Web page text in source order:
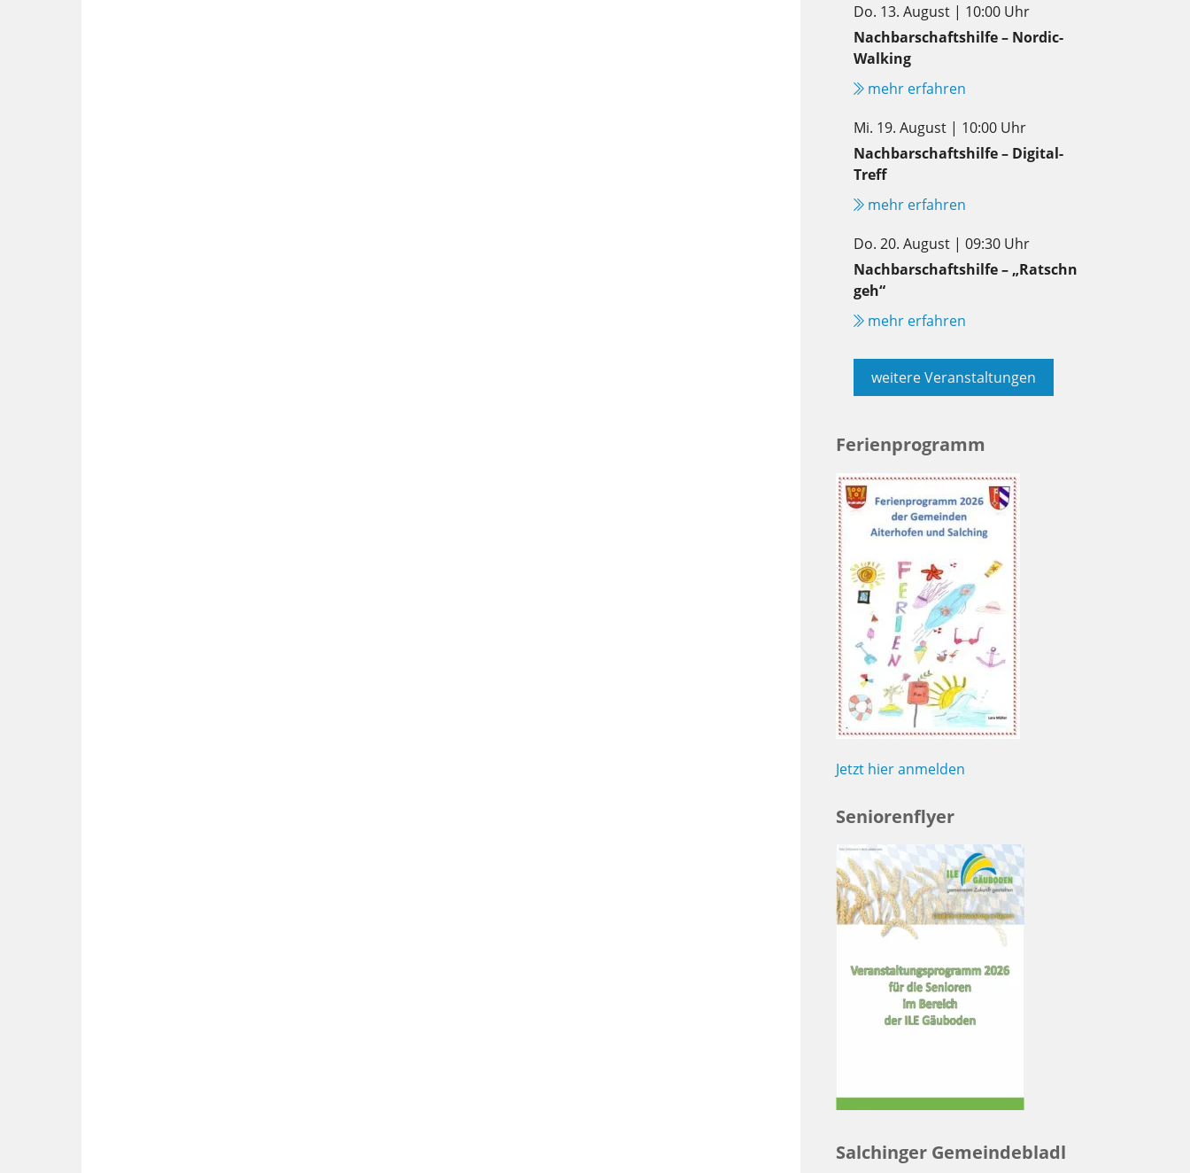
Do. 13. August | 10:00 Uhr
Nachbarschaftshilfe – Nordic-
Walking
mehr erfahren
Mi. 19. August | 10:00 Uhr
Nachbarschaftshilfe – Digital-
Treff
mehr erfahren
Do. 20. August | 09:30 Uhr
Nachbarschaftshilfe – „Ratschn
geh“
mehr erfahren
weitere Veranstaltungen
Ferienprogramm
Jetzt hier anmelden
Seniorenflyer
Salchinger Gemeindebladl